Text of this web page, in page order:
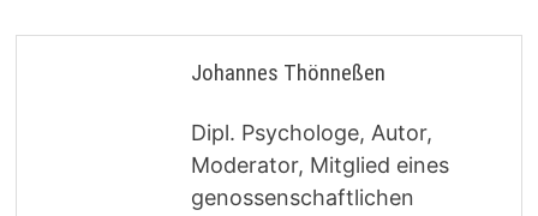
Johannes Thönneßen
Dipl. Psychologe, Autor,
Moderator, Mitglied eines
genossenschaftlichen